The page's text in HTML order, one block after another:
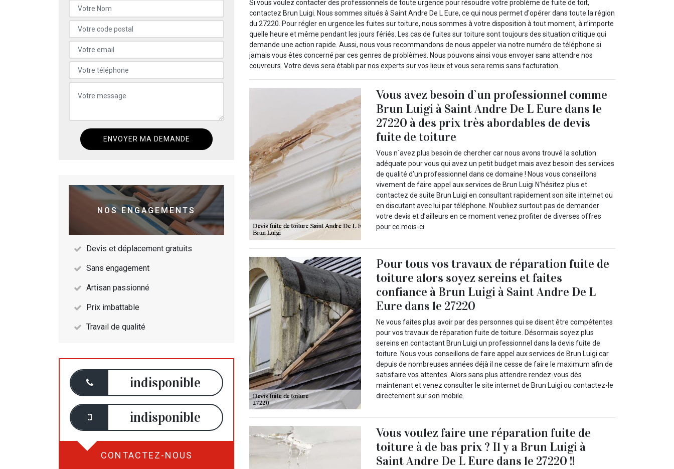
NOS ENGAGEMENTS
Devis et déplacement gratuits
Sans engagement
Artisan passionné
Prix imbattable
Travail de qualité
indisponible
indisponible
CONTACTEZ-NOUS
Si vous voulez contacter des professionnels de toute urgence pour résoudre votre problème de fuite de toit,
contactez Brun Luigi. Nous sommes situés à Saint Andre De L Eure, ce qui nous permet d'opérer dans toute la région
du 27220. Pour régler en urgence les fuites sur toiture, nous sommes à votre disposition à tout moment, à n’importe
quelle heure et même pendant les jours fériés. Les cas de fuites sur toiture sont toujours des situation critique qui
demande une action rapide. Aussi, nous vous recommandons de nous appeler via notre numéro de téléphone si
jamais vous êtes concerné par ces genres de problèmes. Nous pouvons ainsi vous envoyer sans attendre nos
couvreurs. Votre devis sera établi par nos experts sur vos lieux et vous sera remis sans facturation.
Vous avez besoin d`un professionnel comme
Brun Luigi à Saint Andre De L Eure dans le
27220 à des prix très abordables de devis
fuite de toiture
Vous n`avez plus besoin de chercher car nous avons trouvé la solution
adéquate pour vous qui avez un petit budget mais avez besoin des services
de qualité d’un professionnel dans ce domaine ! Nous vous conseillons
vivement de faire appel aux services de Brun Luigi N’hésitez plus et
contactez de suite Brun Luigi en consultant rapidement son site internet ou
en discutant avec lui par téléphone. N’oubliez surtout pas de demander
votre devis et d’ailleurs en ce moment venez profiter de diverses offres
pour ce mois-ci.
Pour tous vos travaux de réparation fuite de
toiture alors soyez sereins et faites
confiance à Brun Luigi à Saint Andre De L
Eure dans le 27220
Ne vous faites plus avoir par des personnes qui se disent être compétentes
pour vos travaux de réparation fuite de toiture. Désormais soyez plus
sereins en contactant Brun Luigi un professionnel dans la devis fuite de
toiture. Nous vous conseillons de faire appel aux services de Brun Luigi car
depuis de nombreuses années déjà il ne cesse de faire le maximum afin de
satisfaire vos attentes. Alors sans plus attendre rendez-vous dès
maintenant et venez consulter le site internet de Brun Luigi ou contactez-le
directement sur son mobile.
Vous voulez faire une réparation fuite de
toiture à de bas prix ? Il y a Brun Luigi à
Saint Andre De L Eure dans le 27220 !!